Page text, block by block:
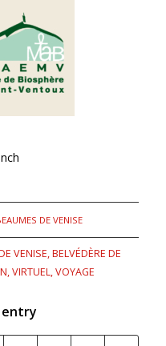
DE VENISE
VENISE,BELVÉDÈRE DE
,VIRTUEL,VOYAGE
entry